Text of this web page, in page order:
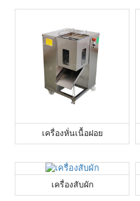
เครื่องหั่นเนื้อฝอย
เครื่องสับผัก